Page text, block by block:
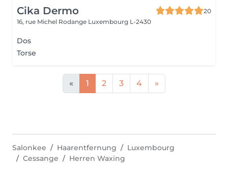
Cika Dermo
20
16, rue Michel Rodange Luxembourg L-2430
Dos
Torse
« 1 2 3 4 »
Salonkee Haarentfernung
Luxembourg
Cessange
Herren Waxing